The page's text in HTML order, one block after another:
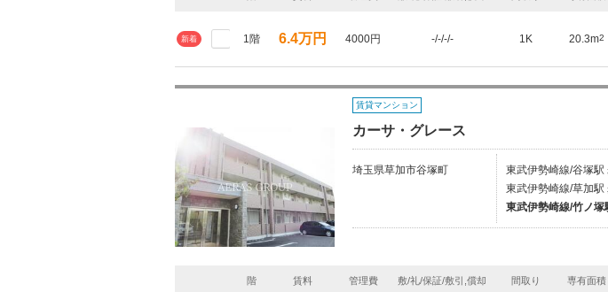
新着 1階 6.4万円 4000円 -/-/-/- 1K 20.3m2
賃貸マンション
カーサ・グレース
埼玉県草加市谷塚町
東武伊勢崎線/谷塚駅
東武伊勢崎線/草加駅
東武伊勢崎線/竹ノ塚
階 賃料 管理費 敷/礼/保証/敷引,償却 間取り 専有面積